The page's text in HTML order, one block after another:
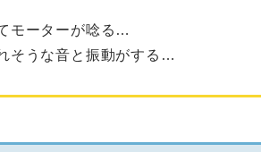
モーターが唸る…
そうな音と振動がする…